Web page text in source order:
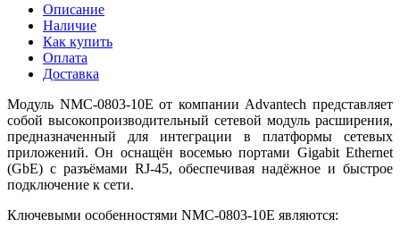
Описание
Наличие
Как купить
Оплата
Доставка
Модуль NMC-0803-10E от компании Advantech представляет
собой высокопроизводительный сетевой модуль расширения,
предназначенный для интеграции в платформы сетевых
приложений. Он оснащён восемью портами Gigabit Ethernet
(GbE) с разъёмами RJ-45, обеспечивая надёжное и быстрое
подключение к сети.
Ключевыми особенностями NMC-0803-10E являются: